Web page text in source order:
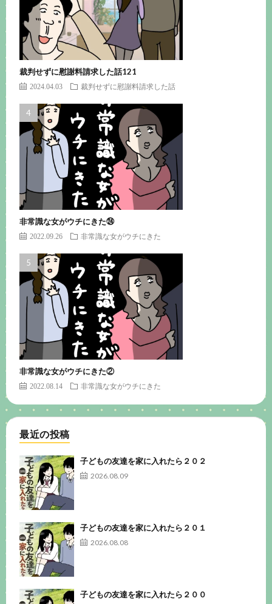
裁判せずに慰謝料請求した話121
2024.04.03 裁判せずに慰謝料請求した話
非常識な女がウチにきた㉔
2022.09.26 非常識な女がウチにきた
非常識な女がウチにきた②
2022.08.14 非常識な女がウチにきた
最近の投稿
子どもの友達を家に入れたら２０２
2026.08.09
子どもの友達を家に入れたら２０１
2026.08.08
子どもの友達を家に入れたら２００